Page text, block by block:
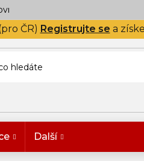
ČR) Registrujte se a
Další